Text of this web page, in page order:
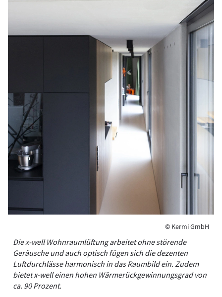
© Kermi GmbH
Die x-well Wohnraumlüftung arbeitet ohne störende
Geräusche und auch optisch fügen sich die dezenten
Luftdurchlässe harmonisch in das Raumbild ein. Zudem
bietet x-well einen hohen Wärmerückgewinnungsgrad von
ca. 90 Prozent.